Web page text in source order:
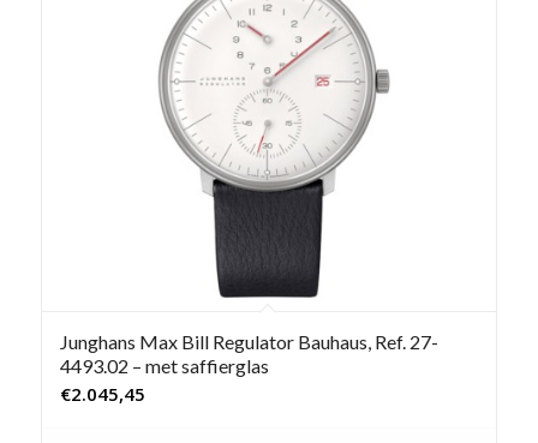
Junghans Max Bill Regulator Bauhaus, Ref. 27-
4493.02 – met saffierglas
€2.045,45